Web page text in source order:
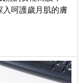
入呵護歲月肌的膚